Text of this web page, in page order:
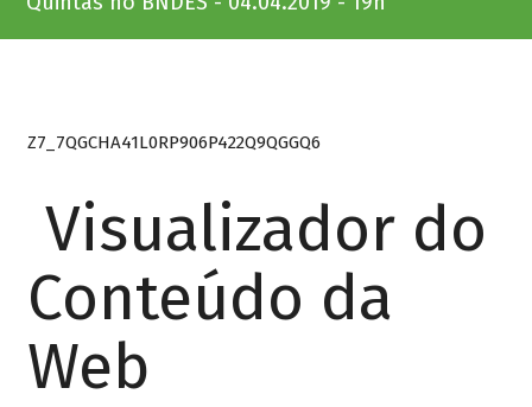
Z7_7QGCHA41L0RP906P422Q9QGGQ6
Visualizador do
Conteúdo da
Web